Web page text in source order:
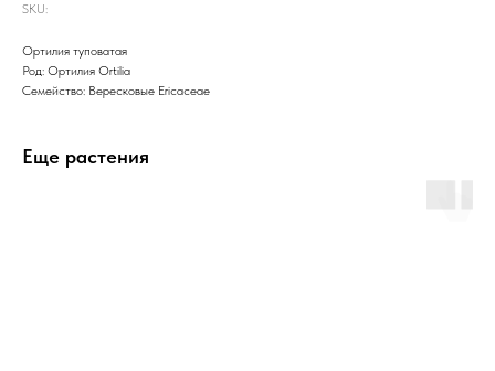
SKU:
Ортилия туповатая
Род: Ортилия Ortilia
Семейство: Вересковые Ericaceae
Еще растения